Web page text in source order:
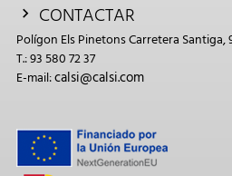
CONTACTAR
Polígon Els Pinetons Carretera Santiga,
T.: 93 580 72 37
E-mail:calsi@calsi.com